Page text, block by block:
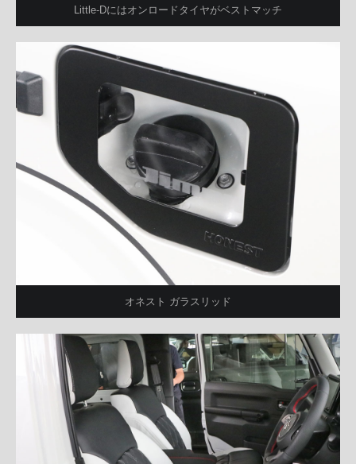
Little-Dにはオンロードタイヤがベストマッチ
オネスト ガラスリッド